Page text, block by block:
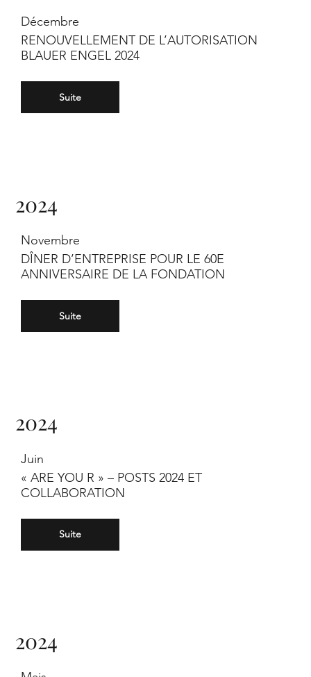
Décembre
RENOUVELLEMENT DE L’AUTORISATION
BLAUER ENGEL 2024
Suite
2024
Novembre
DÎNER D’ENTREPRISE POUR LE 60E
ANNIVERSAIRE DE LA FONDATION
Suite
2024
Juin
« ARE YOU R » – POSTS 2024 ET
COLLABORATION
Suite
2024